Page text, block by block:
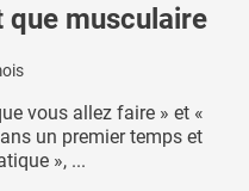
musculaire
vous allez faire » et «
un premier temps et
», ...